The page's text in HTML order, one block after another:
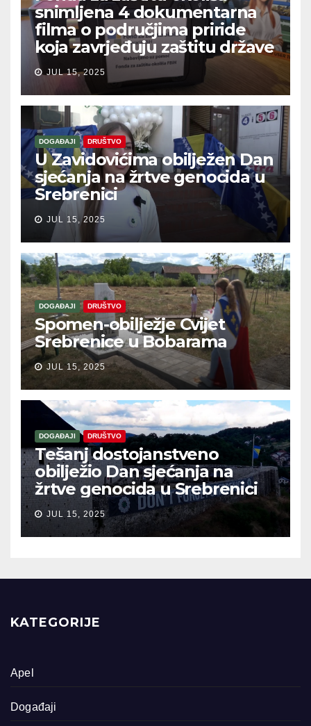
snimljena 4 dokumentarna
filma o područjima priride
koja zavrjeđuju zaštitu države
JUL 15, 2025
DOGAĐAJI DRUŠTVO
U Zavidovićima obilježen Dan
sjećanja na žrtve genocida u
Srebrenici
JUL 15, 2025
DOGAĐAJI DRUŠTVO
Spomen-obilježje Cvijet
Srebrenice u Bobarama
JUL 15, 2025
DOGAĐAJI DRUŠTVO
Tešanj dostojanstveno
obilježio Dan sjećanja na
žrtve genocida u Srebrenici
JUL 15, 2025
KATEGORIJE
Apel
Događaji